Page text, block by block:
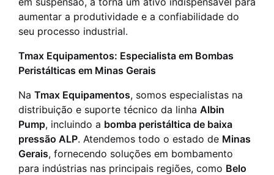
aumentar a produtividade e a confiabilidade do
seu processo industrial.
Tmax Equipamentos: Especialista em Bombas
Peristálticas em Minas Gerais
Na Tmax Equipamentos, somos especialistas na
distribuição e suporte técnico da linha Albin
Pump, incluindo a bomba peristáltica de baixa
pressão ALP. Atendemos todo o estado de Minas
Gerais, fornecendo soluções em bombamento
para indústrias nas principais regiões, como Belo